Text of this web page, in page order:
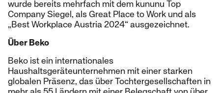
wurde bereits mehrfach mit dem kununu Top
Company Siegel, als Great Place to Work und als
„Best Workplace Austria 2024“ ausgezeichnet.
Über Beko
Beko ist ein internationales
Haushaltsgeräteunternehmen mit einer starken
globalen Präsenz, das über Tochtergesellschaften in